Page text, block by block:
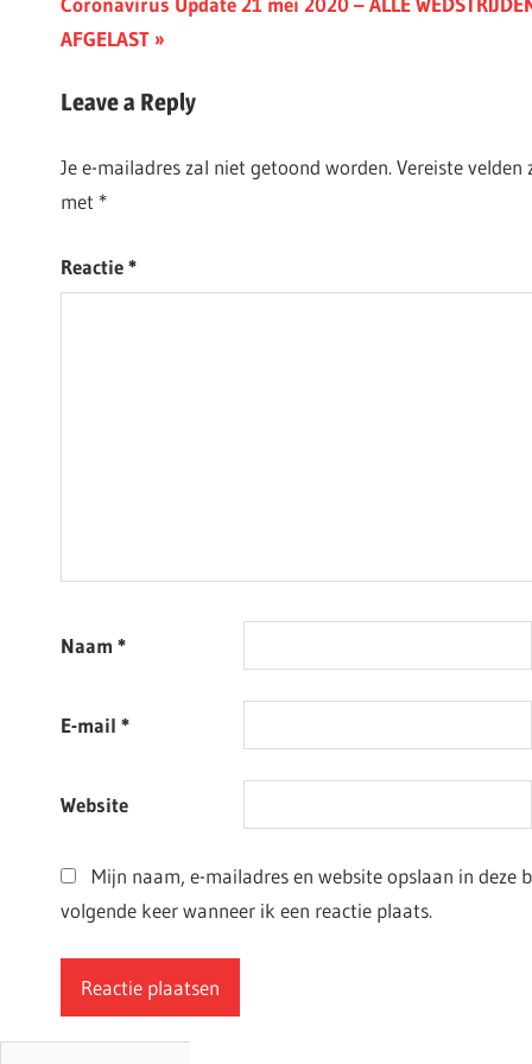
Post:
AFGELAST
Leave a Reply
Je e-mailadres zal niet getoond worden.Vereiste velden
met *
Reactie*
Naam *
E-mail *
Website
Mijn naam, e-mailadres en website opslaan in deze
volgende keer wanneer ik een reactie plaats.